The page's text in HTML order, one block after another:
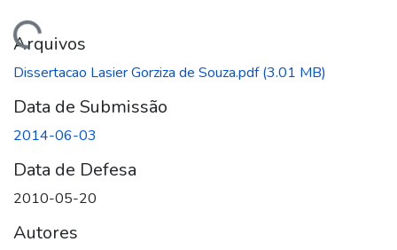
Arquivos
Dissertacao Lasier Gorziza de Souza.pdf(3.01 MB)
Data de Submissão
2014-06-03
Data de Defesa
2010-05-20
Autores